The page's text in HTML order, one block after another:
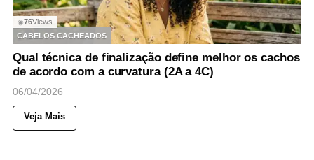
◉76Views
CABELOS CACHEADOS
Qual técnica de finalização define melhor os cachos
de acordo com a curvatura (2A a 4C)
06/04/2026
Veja Mais